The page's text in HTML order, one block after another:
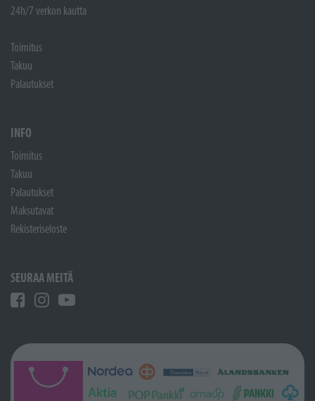
24h/7 verkon kautta
Toimitus
Takuu
Palautukset
INFO
Toimitus
Takuu
Palautukset
Maksutavat
Rekisteriseloste
SEURAA MEITÄ